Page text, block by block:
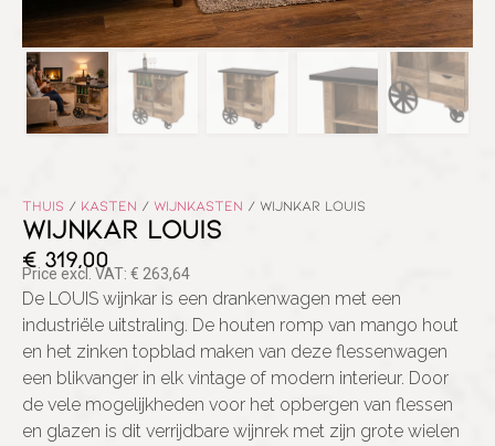
Thuis / Kasten / Wijnkasten / WIJNKAR LOUIS
WIJNKAR LOUIS
€ 319,00
Price excl. VAT: € 263,64
De LOUIS wijnkar is een drankenwagen met een
industriële uitstraling. De houten romp van mango hout
en het zinken topblad maken van deze flessenwagen
een blikvanger in elk vintage of modern interieur. Door
de vele mogelijkheden voor het opbergen van flessen
en glazen is dit verrijdbare wijnrek met zijn grote wielen